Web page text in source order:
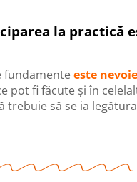
la practică
fundamenteeste
pot fi făcute și în
trebuie să se ia